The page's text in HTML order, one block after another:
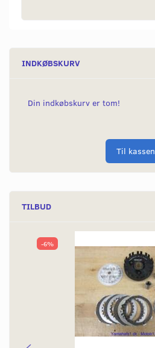
INDKØBSKURV
Din indkøbskurv er tom!
Til kassen
TILBUD
-6%